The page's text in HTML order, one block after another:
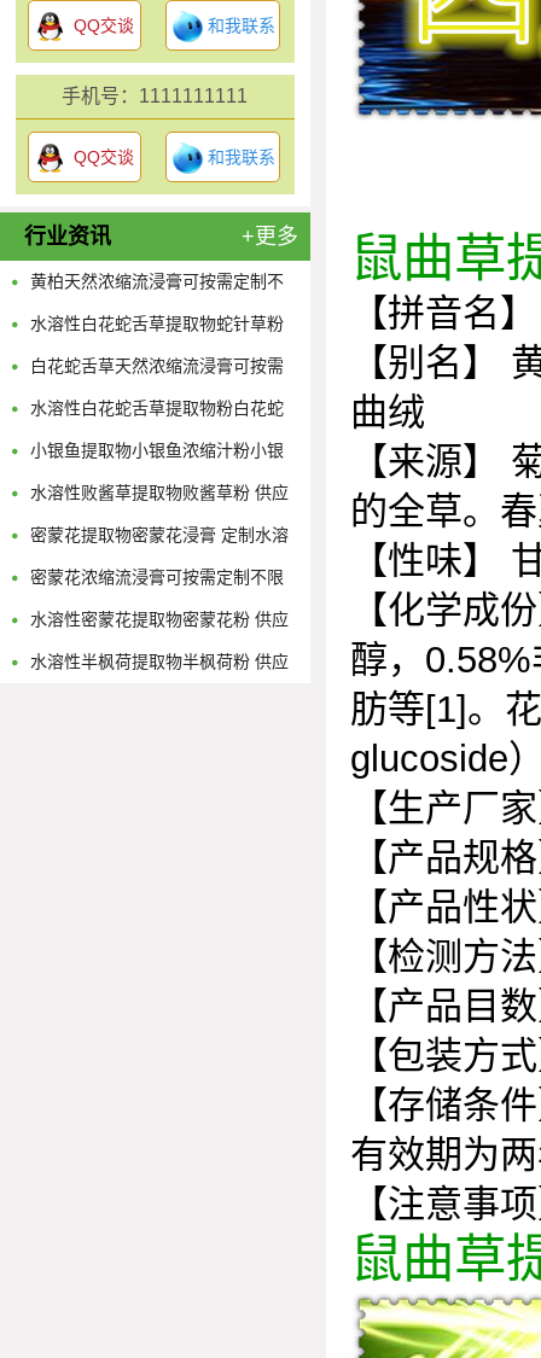
QQ交谈 和我联系
手机号：1111111111
QQ交谈 和我联系
行业资讯 +更多
黄柏天然浓缩流浸膏可按需定制不
限量
水溶性白花蛇舌草提取物蛇针草粉
供应多规格蛇舌草浓缩原液
白花蛇舌草天然浓缩流浸膏可按需
定制不限量
水溶性白花蛇舌草提取物粉白花蛇
舌草浓缩流浸膏
小银鱼提取物小银鱼浓缩汁粉小银
鱼浸膏粉
水溶性败酱草提取物败酱草粉 供应
多规格黄花败酱浓缩原液
密蒙花提取物密蒙花浸膏 定制水溶
性密蒙花浓缩粉
密蒙花浓缩流浸膏可按需定制不限
量
水溶性密蒙花提取物密蒙花粉 供应
多规格密蒙花浓缩原液
水溶性半枫荷提取物半枫荷粉 供应
鼠曲草
【拼音名】
【别名】
曲绒
【来源】
的全草。
【性味】
【化学成
醇， 0.58%
肪等[1]。
glucoside
【生产厂
【产品规
【产品性
【检测方
【产品目
【包装方
【存储条
有效期为
【注意事
鼠曲草